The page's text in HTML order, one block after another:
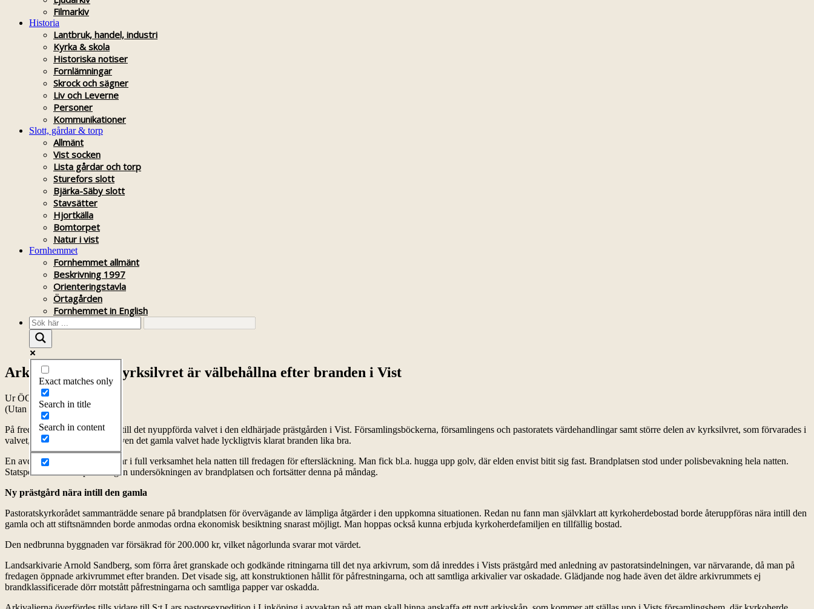
Filmarkiv
Historia
Lantbruk, handel, industri
Kyrka & skola
Historiska notiser
Fornlämningar
Skrock och sägner
Liv och Leverne
Personer
Kommunikationer
Slott, gårdar & torp
Allmänt
Vist socken
Lista gårdar och torp
Sturefors slott
Bjärka-Säby slott
Stavsätter
Hjortkälla
Bomtorpet
Natur i vist
Fornhemmet
Fornhemmet allmänt
Beskrivning 1997
Orienteringstavla
Örtagården
Fornhemmet in English
Exact matches only
Search in title
Search in content
Arkivalierna och kyrksilvret är välbehållna efter branden i Vist
Ur ÖC lördag 26 januari 1963
(Utan bilder)
På fredagen öppnades väggen till det nyuppförda valvet i den eldhärjade prästgården i Vist. Församlingsböckerna, församlingens och pastoratets värdehandlingar samt större delen av kyrksilvret, som förvarades i
valvet, var allt i bästa skick. Även det gamla valvet hade lyckligtvis klarat branden lika bra.
En avdelning av brandkåren var i full verksamhet hela natten till fredagen för eftersläckning. Man fick bl.a. hugga upp golv, där elden envist bitit sig fast. Brandplatsen stod under polisbevakning hela natten.
Statspolisen inledde på fredagen undersökningen av brandplatsen och fortsätter denna på måndag.
Ny prästgård nära intill den gamla
Pastoratskyrkorådet sammanträdde senare på brandplatsen för övervägande av lämpliga åtgärder i den uppkomna situationen. Redan nu fann man självklart att kyrkoherdebostad borde återuppföras nära intill den
gamla och att stiftsnämnden borde anmodas ordna ekonomisk besiktning snarast möjligt. Man hoppas också kunna erbjuda kyrkoherdefamiljen en tillfällig bostad.
Den nedbrunna byggnaden var försäkrad för 200.000 kr, vilket någorlunda svarar mot värdet.
Landsarkivarie Arnold Sandberg, som förra året granskade och godkände ritningarna till det nya arkivrum, som då inreddes i Vists prästgård med anledning av pastoratsindelningen, var närvarande, då man på
fredagen öppnade arkivrummet efter branden. Det visade sig, att konstruktionen hållit för påfrestningarna, och att samtliga arkivalier var oskadade. Glädjande nog hade även det äldre arkivrummets ej
brandklassificerade dörr motstått påfrestningarna och samtliga papper var oskadda.